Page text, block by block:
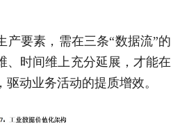
产要素，需在三条“数据流”的
、时间维上充分延展，才能在
动业务活动的提质增效。